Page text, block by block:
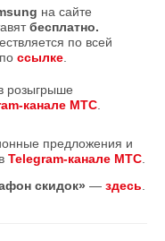
на сайте
бесплатно.
по всей
ссылке.
розыгрыше
канале МТС.
предложения и
Telegram-канале МТС.
скидок» — здесь.